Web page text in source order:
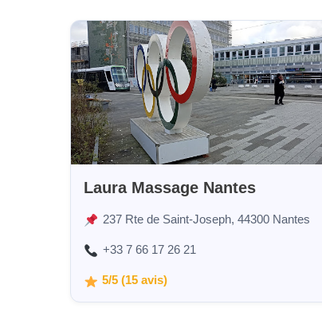
Laura Massage Nantes
237 Rte de Saint-Joseph, 44300 Nantes
+33 7 66 17 26 21
5/5 (15 avis)